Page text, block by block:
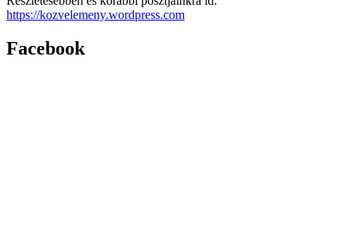
https://kozvelemeny.wordpress.com
Facebook